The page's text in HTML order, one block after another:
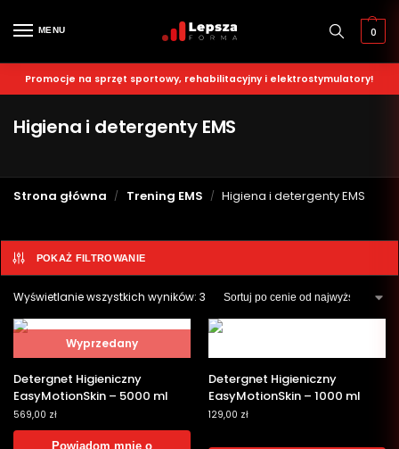
MENU 0
Promocje na sprzęt sportowy, rehabilitacyjny i elektrostymulatory!
Higiena i detergenty EMS
Strona główna / Trening EMS / Higiena i detergenty EMS
POKAŻ FILTROWANIE
Wyświetlanie wszystkich wyników: 3
Wyprzedany
Detergnet Higieniczny
EasyMotionSkin – 5000 ml
569,00 zł
Powiadom mnie o
Detergnet Higieniczny
EasyMotionSkin – 1000 ml
129,00 zł